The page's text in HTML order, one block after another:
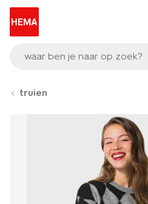
waar ben je naar op zoek?
truien